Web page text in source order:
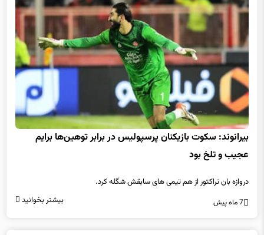
بیرانوند: سکوت بازیکنان پرسپولیس در برابر توهین‌ها برایم
عجیب و تلخ بود
دروازه بان تراکتور از هم تیمی های سابقش شگله کرد.
7 ماه پیش بیشتر بخوانید